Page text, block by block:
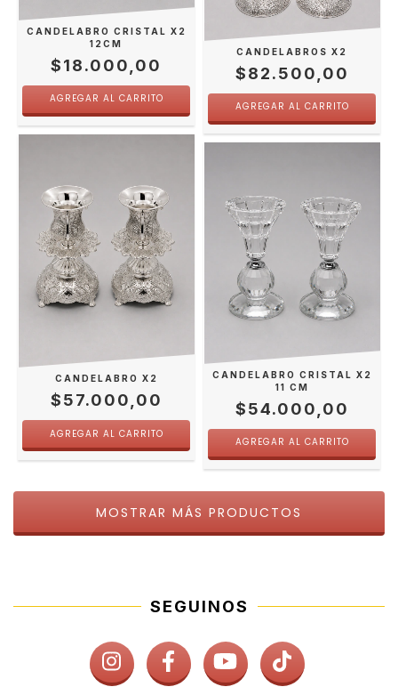
CANDELABRO CRISTAL X2
12CM
$18.000,00
CANDELABROS X2
$82.500,00
CANDELABRO X2
$57.000,00
CANDELABRO CRISTAL X2
11 CM
$54.000,00
MOSTRAR MÁS PRODUCTOS
SEGUINOS